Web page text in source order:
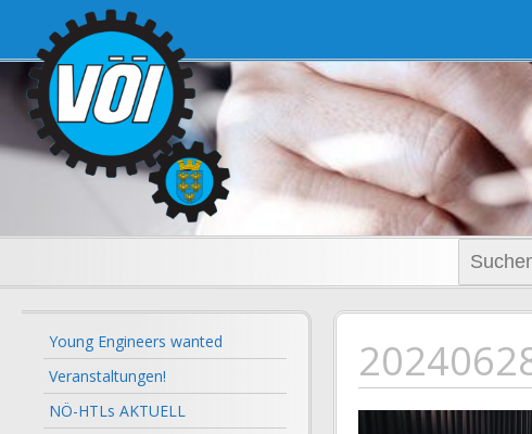
voi-noe.at
Suchen
nach:
Young Engineers wanted
Veranstaltungen!
NÖ-HTLs AKTUELL